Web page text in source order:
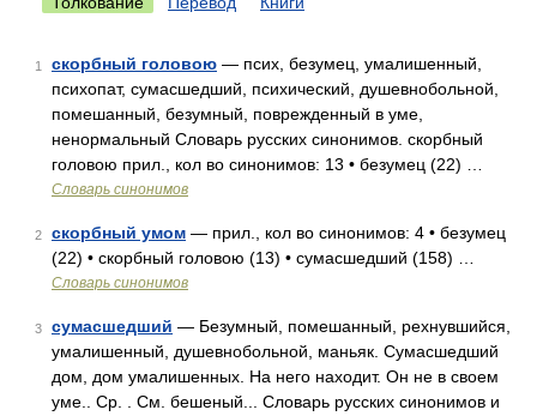
1 скорбный головою — псих, безумец, умалишенный,
психопат, сумасшедший, психический, душевнобольной,
помешанный, безумный, поврежденный в уме,
ненормальный Словарь русских синонимов. скорбный
головою прил., кол во синонимов: 13 • безумец (22) …
Словарь синонимов
2 скорбный умом — прил., кол во синонимов: 4 • безумец
(22) • скорбный головою (13) • сумасшедший (158) …
Словарь синонимов
3 сумасшедший — Безумный, помешанный, рехнувшийся,
умалишенный, душевнобольной, маньяк. Сумасшедший
дом, дом умалишенных. На него находит. Он не в своем
уме.. Ср. . См. бешеный... Словарь русских синонимов и